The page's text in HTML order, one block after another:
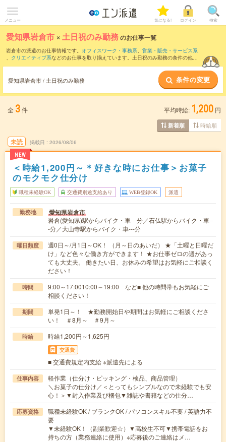
メニュー 気になる! ログイン 検索
愛知県岩倉市 ×土日祝のみ勤務のお仕事一覧
岩倉市の派遣のお仕事情報です。 オフィスワーク・事務系、 営業・販売・サービス系
、 クリエイティブ系などのお仕事を取り揃えています。土日祝のみ勤務の条件の他
愛知県岩倉市 / 土日祝のみ勤務 条件の変更
全 3件 平均時給: 1,200 円
新着順 時給順
未読
NEW
掲載日 2026/08/06
＜時給1,200円～＊好きな時にお仕事＞お菓子
のモクモク仕分け
職種未経験OK 交通費別途支給あり WEB登録OK 派遣
勤務地 愛知県岩倉市
岩倉(愛知県)駅からバイク・車---分／石仏駅からバイク・車--
-分／大山寺駅からバイク・車---分
曜日頻度
週0日～/月1日～OK！ （月～日のあいだ） ★「土曜と日曜だ
け」など色々な働き方ができます！ ★お仕事ゼロの週があっ
ても大丈夫。 働きたい日、お休みの希望はお気軽にご相談く
ださい！
時間
9:00～17:0010:00～19:00 など■ 他の時間帯もお気軽にご
相談ください！
期間
単発1日～！ ★勤務開始日や期間はお気軽にご相談くださ
い！ ＃8月～ ＃9月～
時給 時給1,200円～1,625円
交通費
■ 交通費規定内支給 ※派遣先による
仕事内容
軽作業（仕分け・ピッキング・検品、商品管理）
＼お菓子の仕分け／＜とってもシンプルなので未経験でも安
心！＞▼封入作業及び梱包▼雑誌や書籍などの仕分…
応募資格
職種未経験OK / ブランクOK / パソコンスキル不要 / 英語力不
要
▼未経験OK！（副業歓迎☆）▼高校生不可▼携帯電話をお
持ちの方（業務連絡に使用）※応募後のご連絡はメ…